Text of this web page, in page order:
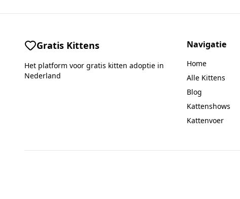
Gratis Kittens
Het platform voor gratis kitten adoptie in
Nederland
Navigatie
Home
Alle Kittens
Blog
Kattenshows
Kattenvoer